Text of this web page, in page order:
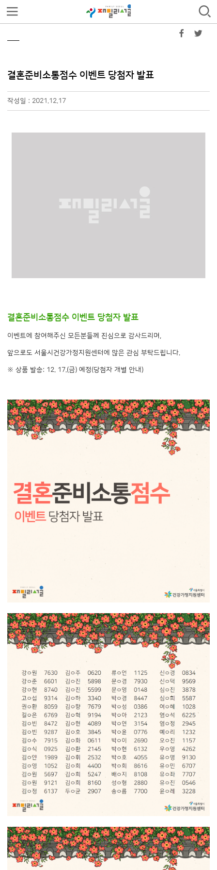
결혼준비소통점수 이벤트 당첨자 발표
작성일 : 2021.12.17
결혼준비소통점수 이벤트 당첨자 발표
이벤트에 참여해주신 모든분들께 진심으로 감사드리며,
앞으로도 서울시건강가정지원센터에 많은 관심 부탁드립니다.
※ 상품 발송: 12. 17.(금) 예정(당첨자 개별 안내)